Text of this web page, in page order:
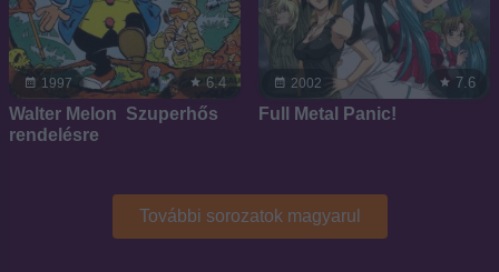
1997 6.4
Walter Melon  Szuperhős
rendelésre
2002 7.6
Full Metal Panic!
További sorozatok magyarul